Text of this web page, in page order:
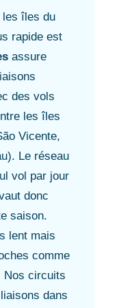
les îles du
rapide est
assure
des vols
les îles
Vicente,
Le réseau
vol par jour
donc
saison.
lent mais
comme
Nos circuits
dans